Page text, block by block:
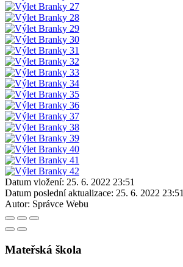
Datum vložení: 25. 6. 2022 23:51
Datum poslední aktualizace: 25. 6. 2022 23:51
Autor: Správce Webu
Mateřská škola